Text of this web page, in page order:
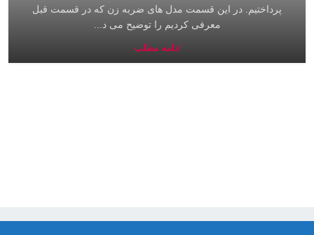
پرداختیم. در این قسمت مدل های ضربه زن که در قسمت قبل
معرفی کردیم را توضیح می د...
ادامه مطلب